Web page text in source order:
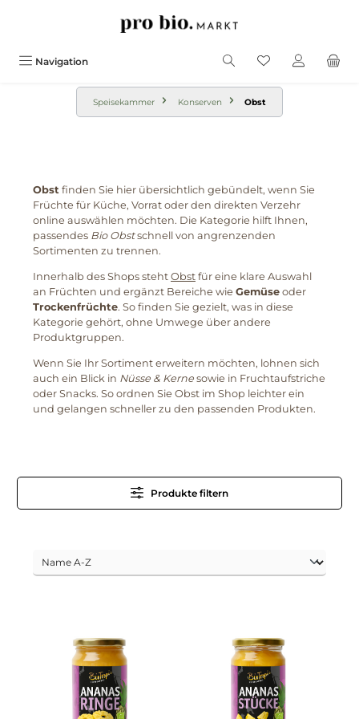
Navigation
Speisekammer Konserven Obst
Obst finden Sie hier übersichtlich gebündelt, wenn Sie
Früchte für Küche, Vorrat oder den direkten Verzehr
online auswählen möchten. Die Kategorie hilft Ihnen,
passendes Bio Obstschnell von angrenzenden
Sortimenten zu trennen.
Innerhalb des Shops steht Obst für eine klare Auswahl
an Früchten und ergänzt Bereiche wie Gemüse oder
Trockenfrüchte. So finden Sie gezielt, was in diese
Kategorie gehört, ohne Umwege über andere
Produktgruppen.
Wenn Sie Ihr Sortiment erweitern möchten, lohnen sich
auch ein Blick in Nüsse & Kerne sowie in Fruchtaufstriche
oder Snacks. So ordnen Sie Obst im Shop leichter ein
und gelangen schneller zu den passenden Produkten.
Produkte filtern